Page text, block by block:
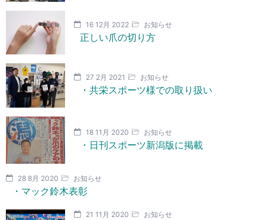
16 12月 2022 お知らせ
正しい爪の切り方
27 2月 2021 お知らせ
・共栄スポーツ様での取り扱い
18 11月 2020 お知らせ
・日刊スポーツ新潟版に掲載
28 8月 2020 お知らせ
・マック鈴木表彰
21 11月 2020 お知らせ